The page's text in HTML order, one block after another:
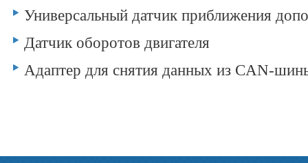
Универсальный датчик приближения
Датчик оборотов двигателя
Адаптер для снятия данных из CAN-